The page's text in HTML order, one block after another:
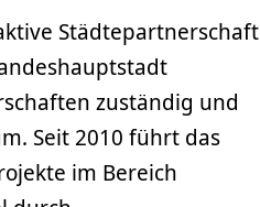
Städtepartnerschaft
zuständig und
Seit 2010 führt das
im Bereich